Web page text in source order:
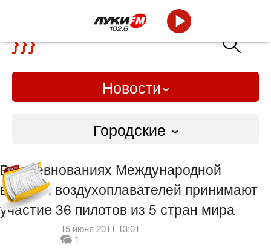
Новости
Городские
Слово Дело
Народные
В соревнованиях Международной
встречи воздухоплавателей принимают
участие 36 пилотов из 5 стран мира
15 июня 2011 13:01
1